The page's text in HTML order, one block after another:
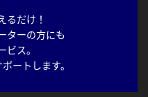
るだけ！
ターの方にも
ビス。
ートします。